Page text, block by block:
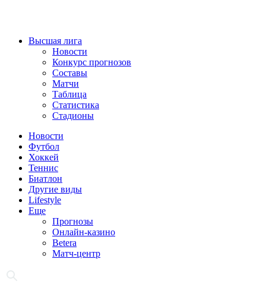
Высшая лига
Новости
Конкурс прогнозов
Составы
Матчи
Таблица
Статистика
Стадионы
Новости
Футбол
Хоккей
Теннис
Биатлон
Другие виды
Lifestyle
Еще
Прогнозы
Онлайн-казино
Betera
Матч-центр